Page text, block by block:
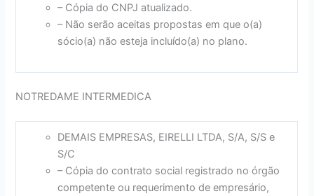
– Cópia do CNPJ atualizado.
– Não serão aceitas propostas em que o(a)
sócio(a) não esteja incluído(a) no plano.
NOTREDAME INTERMEDICA
DEMAIS EMPRESAS, EIRELLI LTDA, S/A, S/S e
S/C
– Cópia do contrato social registrado no órgão
competente ou requerimento de empresário,